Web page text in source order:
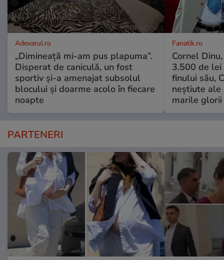
Adevarul.ro
„Dimineață mi-am pus plapuma”.
Disperat de caniculă, un fost
sportiv și-a amenajat subsolul
blocului și doarme acolo în fiecare
noapte
Fanatik.ro
Cornel
3.500 de lei
finului său,
neștiute
marile
PARTENERI